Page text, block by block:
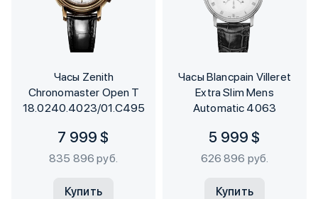
Часы Zenith
Chronomaster Open T
18.0240.4023/01.C495
7 999 $
835 896 руб.
Купить
Часы Blancpain Villeret
Extra Slim Mens
Automatic 4063
5 999 $
626 896 руб.
Купить